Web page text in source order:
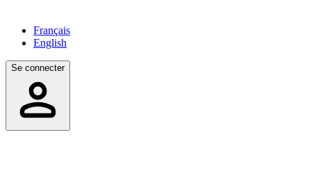
Français
English
Se connecter